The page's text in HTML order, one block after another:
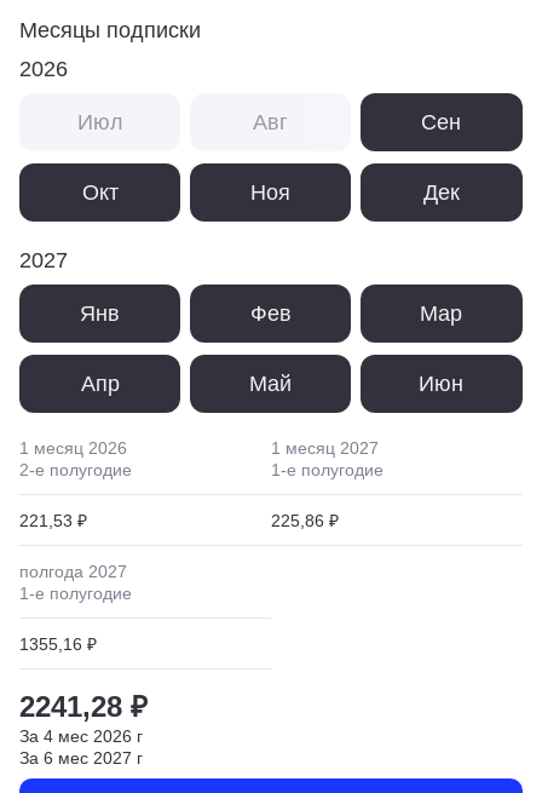
Месяцы подписки
2026
Июл Авг Сен
Окт Ноя Дек
2027
Янв Фев Мар
Апр Май Июн
1 месяц 2026
2-е полугодие
221,53 ₽
1 месяц 2027
1-е полугодие
225,86 ₽
полгода 2027
1-е полугодие
1355,16 ₽
2241,28 ₽
За 4 мес 2026 г
За 6 мес 2027 г